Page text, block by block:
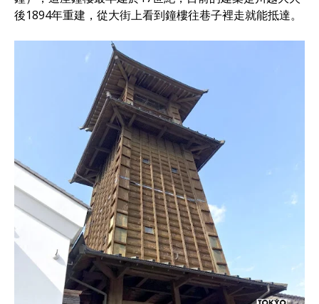
後1894年重建，從大街上看到鐘樓往巷子裡走就能抵達。